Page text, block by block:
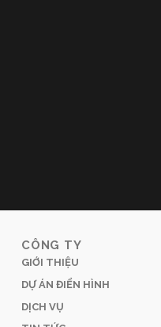
CÔNG TY
GIỚI THIỆU
DỰ ÁN ĐIỂN HÌNH
DỊCH VỤ